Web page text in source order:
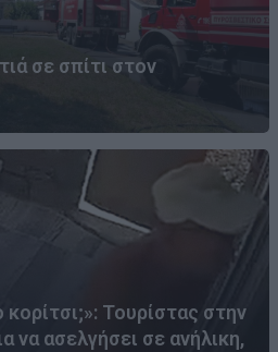
σε σπίτι στον
κορίτσι;»: Τουρίστας στην
να ασελγήσει σε ανήλικη,